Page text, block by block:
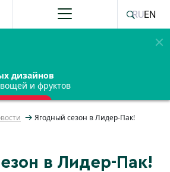
дизайнов
и фруктов
RUEN
Ягодный сезон в Лидер-Пак!
в Лидер-Пак!